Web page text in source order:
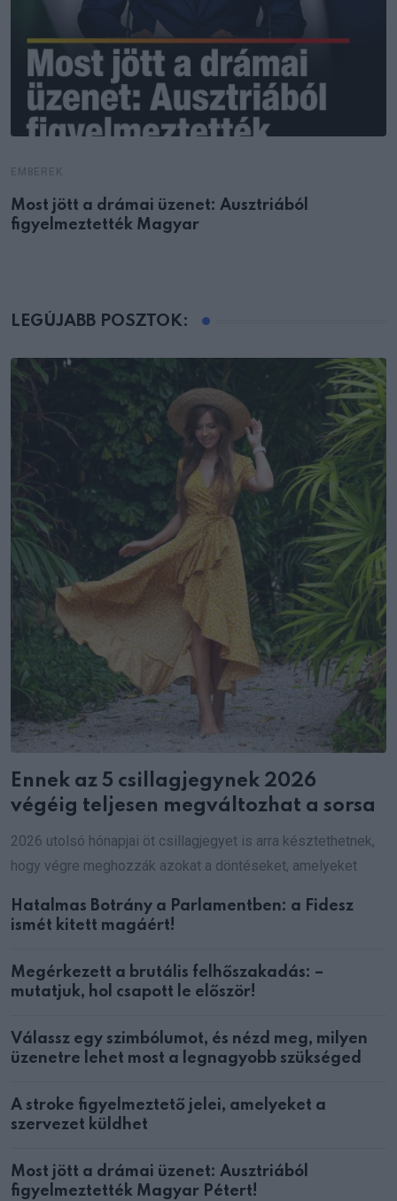
Most jött a drámai üzenet: Ausztriából
figyelmeztették Magyar
LEGÚJABB POSZTOK:
Ennek az 5 csillagjegynek 2026
végéig teljesen megváltozhat a sorsa
2026 utolsó hónapjai öt csillagjegyet is arra késztethetnek,
hogy végre meghozzák azokat a döntéseket, amelyeket
Hatalmas Botrány a Parlamentben: a Fidesz
ismét kitett magáért!
Megérkezett a brutális felhőszakadás: –
mutatjuk, hol csapott le először!
Válassz egy szimbólumot, és nézd meg, milyen
üzenetre lehet most a legnagyobb szükséged
A stroke figyelmeztető jelei, amelyeket a
szervezet küldhet
Most jött a drámai üzenet: Ausztriából
figyelmeztették Magyar Pétert!